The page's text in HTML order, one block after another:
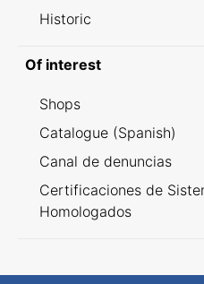
Historic
Of interest
Shops
Catalogue (Spanish)
Canal de denuncias
Certificaciones de
Homologados